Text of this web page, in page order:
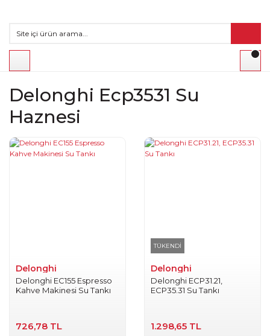
Delonghi Ecp3531 Su
Haznesi
Delonghi
Delonghi EC155 Espresso
Kahve Makinesi Su Tankı
726,78 TL
TÜKENDİ
Delonghi
Delonghi ECP31.21,
ECP35.31 Su Tankı
1.298,65 TL